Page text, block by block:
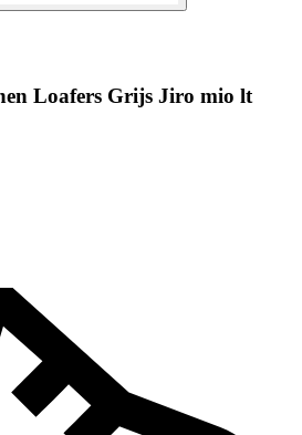
Loafers Grijs Jiro mio lt